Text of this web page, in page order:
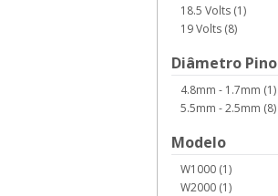
18.5 Volts (1)
19 Volts (8)
Diâmetro Pino
4.8mm - 1.7mm (1)
5.5mm - 2.5mm (8)
Modelo
W1000 (1)
W2000 (1)